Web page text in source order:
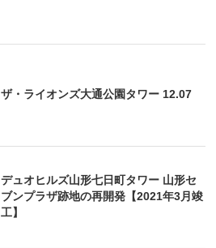
ザ・ライオンズ大通公園タワー 12.07
デュオヒルズ山形七日町タワー 山形セ
ブンプラザ跡地の再開発【2021年3月竣
工】